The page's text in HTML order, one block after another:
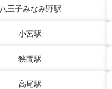
八王子みなみ野駅
小宮駅
狭間駅
高尾駅